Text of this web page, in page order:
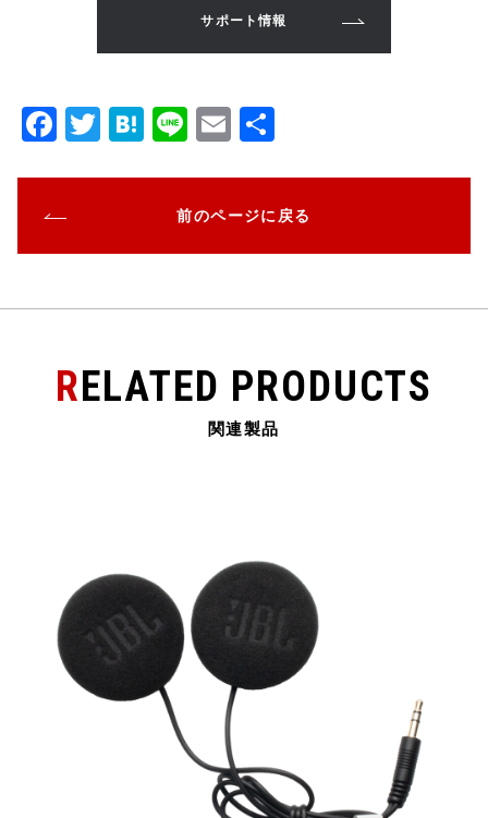
サポート情報
F
e
b
o
k
T
r
H
a
Li
E
l
前のページに戻る
RELATED PRODUCTS
関連製品